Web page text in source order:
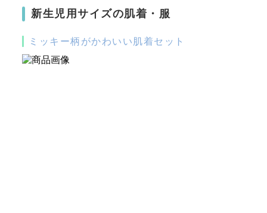
新生児用サイズの肌着・服
ミッキー柄がかわいい肌着セット